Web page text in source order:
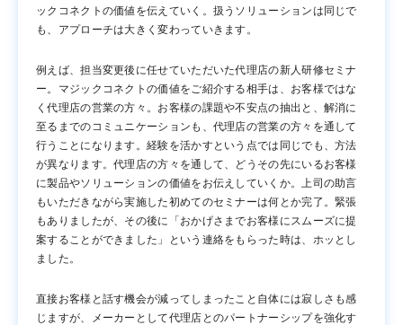
ックコネクトの価値を伝えていく。扱うソリューションは同じで
も、アプローチは大きく変わっていきます。
例えば、担当変更後に任せていただいた代理店の新人研修セミナ
ー。マジックコネクトの価値をご紹介する相手は、お客様ではな
く代理店の営業の方々。お客様の課題や不安点の抽出と、解消に
至るまでのコミュニケーションも、代理店の営業の方々を通して
行うことになります。経験を活かすという点では同じでも、方法
が異なります。代理店の方々を通して、どうその先にいるお客様
に製品やソリューションの価値をお伝えしていくか。上司の助言
もいただきながら実施した初めてのセミナーは何とか完了。緊張
もありましたが、その後に「おかげさまでお客様にスムーズに提
案することができました」という連絡をもらった時は、ホッとし
ました。
直接お客様と話す機会が減ってしまったこと自体には寂しさも感
じますが、メーカーとして代理店とのパートナーシップを強化す